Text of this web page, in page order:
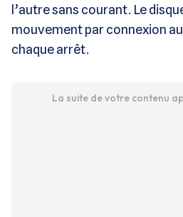
l’autre sans courant. Le
mouvement par connexion
chaque arrêt.
La suite de votre contenu